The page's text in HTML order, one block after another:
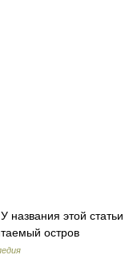
названия этой статьи
остров